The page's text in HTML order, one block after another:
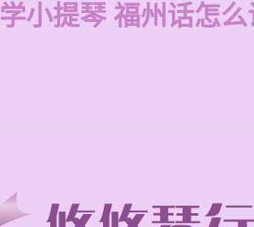
学小提琴 福州话怎